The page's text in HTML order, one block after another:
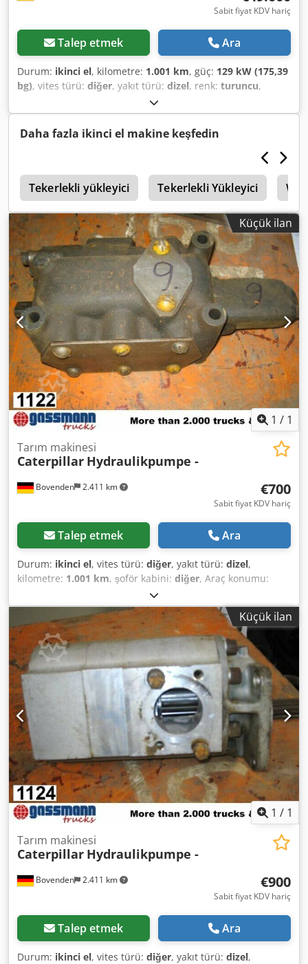
Sabit fiyat KDV hariç
Talep etmek Ara
Durum: ikinci el, kilometre: 1.001 km, güç: 129 kW (175,39
bg), vites türü: diğer, yakıt türü: dizel, renk: turuncu,
, dingil konfigürasyonu:
tescil:01/2011, Üretim yılı:2011, çalışma saatleri:12.200 h,
şoför kabini:diğer, dingil mesafesi:2.600 mm
, Araç konumu: Bovenden, Dingil mesafesi:
2600 mm Yaklaşık 12.913 çalışma saati! Djdpfxsvhlvbj
Ahaeck Nisan/Mayıs 2026'dan itibaren mevcut! Aksesuar
bilgileri garanti edilmez; değişiklik, ara satış ve hata hakkı
saklıdır!
Daha fazla ikinci el makine keşfedin
Tekerlekli yükleyici Tekerlekli Yükleyici
Küçük ilan
1 / 1
Bovenden 2.411 km
Tarım makinesi
Caterpillar Hydraulikpumpe -
€700
Sabit fiyat KDV hariç
Talep etmek Ara
Durum: ikinci el, vites türü: diğer, yakıt türü: dizel,
kilometre: 1.001 km, şoför kabini: diğer, Araç konumu:
Bovenden, Djdpfsi Rpcbjx Ahajck Üst yapı: hidrolik pompa
KULLANILMIŞ No.: 2J7366 AKSESUAR BİLGİLERİ GARANTİSİZ,
değişiklikler, ara satış ve hatalar saklıdır!
Küçük ilan
1 / 1
Bovenden 2.411 km
Tarım makinesi
Caterpillar Hydraulikpumpe -
€900
Sabit fiyat KDV hariç
Talep etmek Ara
Durum: ikinci el, vites türü: diğer, yakıt türü: dizel,